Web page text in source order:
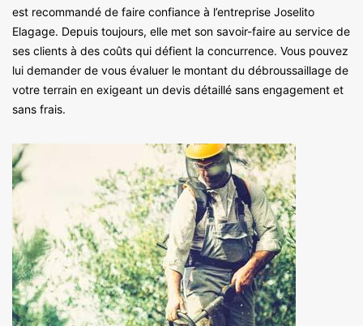
est recommandé de faire confiance à l’entreprise Joselito
Elagage. Depuis toujours, elle met son savoir-faire au service de
ses clients à des coûts qui défient la concurrence. Vous pouvez
lui demander de vous évaluer le montant du débroussaillage de
votre terrain en exigeant un devis détaillé sans engagement et
sans frais.